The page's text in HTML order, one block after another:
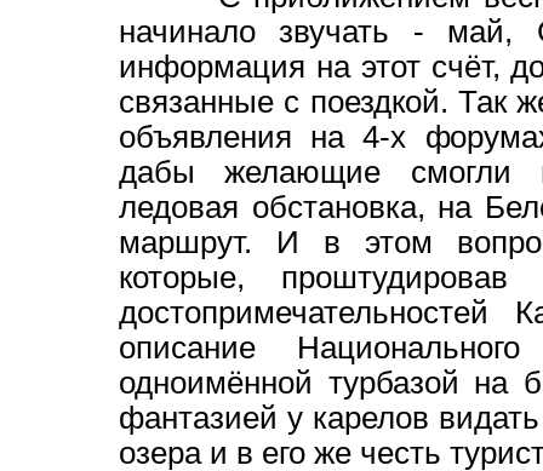
начинало звучать - май,
информация на этот счёт,
связанные с поездкой. Так
объявления на 4-х
дабы желающие смогли
ледовая обстановка, на
маршрут. И в этом
которые,
достопримечательностей
описание
одноимённой турбазой на
фантазией у карелов
озера и в его же честь